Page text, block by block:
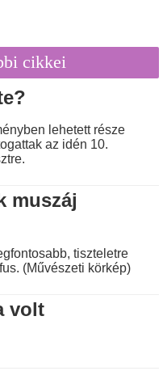
cikkei
lehetett része
az idén 10.
muszáj
tiszteletre
(Művészeti körkép)
volt